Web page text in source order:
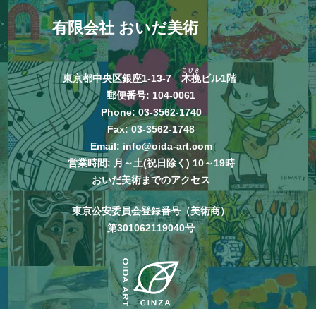
有限会社 おいだ美術
東京都中央区銀座1-13-7木挽
こびき
ビル1階
郵便番号: 104-0061
Phone: 03-3562-1740
Fax: 03-3562-1748
Email: info@oida-art.com
営業時間: 月～土(祝日除く) 10～19時
おいだ美術までのアクセス
東京公安委員会登録番号（美術商）
第301062119040号